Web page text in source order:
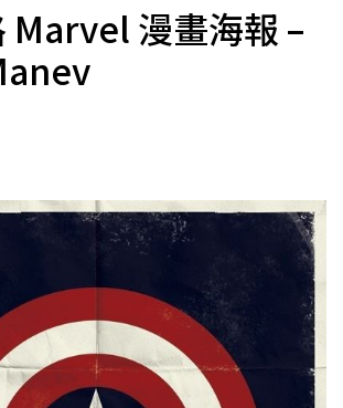
Marvel 漫畫海報 –